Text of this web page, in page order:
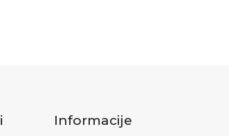
Informacije